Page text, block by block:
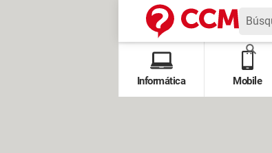
Informática Mobile